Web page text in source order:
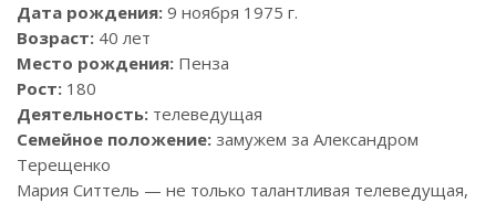
Дата рождения: 9 ноября 1975 г.
Возраст: 40 лет
Место рождения: Пенза
Рост: 180
Деятельность: телеведущая
Семейное положение: замужем за Александром
Терещенко
Мария Ситтель — не только талантливая телеведущая,